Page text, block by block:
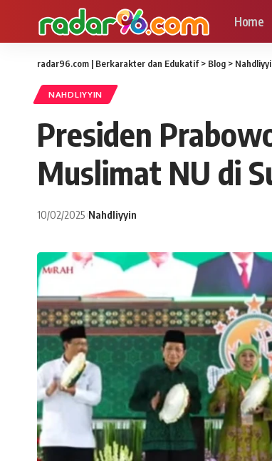
Home
radar96.com | Berkarakter dan Edukatif> Blog >
NAHDLIYYIN
Presiden
Muslimat NU di
10/02/2025 Nahdliyyin